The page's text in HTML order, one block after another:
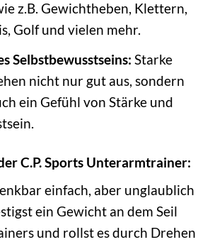
z.B. Gewichtheben, Klettern,
Golf und vielen mehr.
Selbstbewusstseins: Starke
nicht nur gut aus, sondern
ein Gefühl von Stärke und
C.P. Sports Unterarmtrainer:
einfach, aber unglaublich
ein Gewicht an dem Seil
und rollst es durch Drehen